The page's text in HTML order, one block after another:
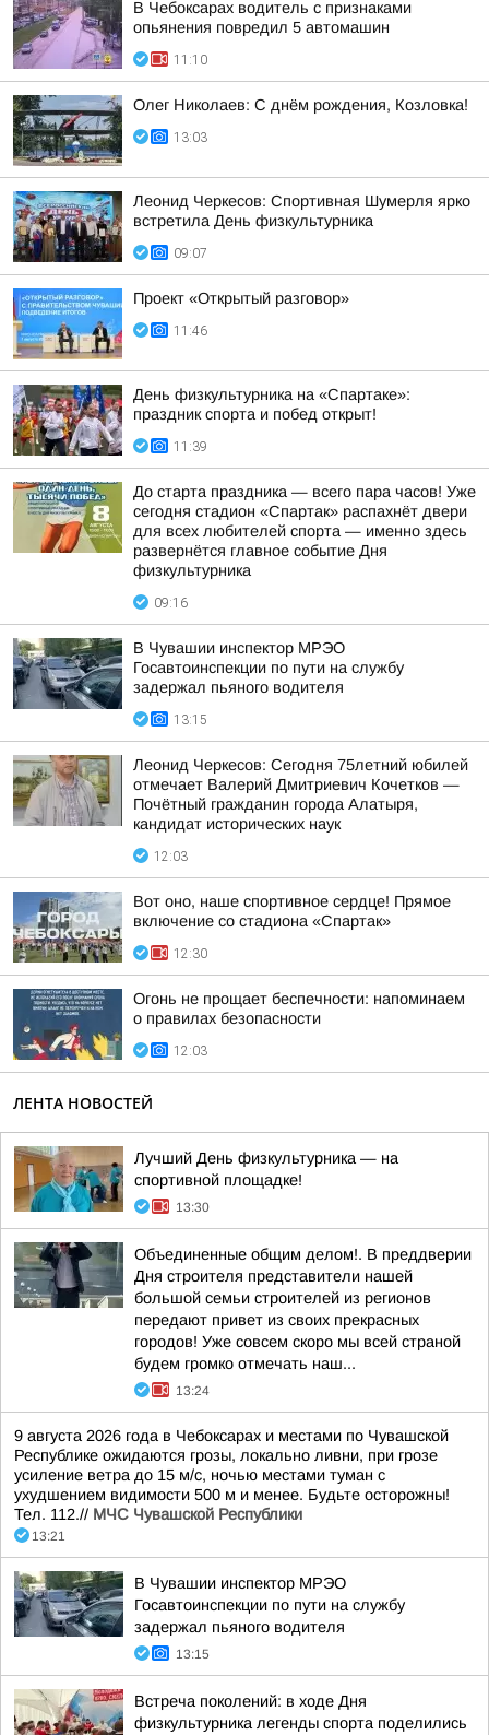
В Чебоксарах водитель с признаками
опьянения повредил 5 автомашин
11:10
Олег Николаев: С днём рождения, Козловка!
13:03
Леонид Черкесов: Спортивная Шумерля ярко
встретила День физкультурника
09:07
Проект «Открытый разговор»
11:46
День физкультурника на «Спартаке»:
праздник спорта и побед открыт!
11:39
До старта праздника — всего пара часов! Уже
сегодня стадион «Спартак» распахнёт двери
для всех любителей спорта — именно здесь
развернётся главное событие Дня
физкультурника
09:16
В Чувашии инспектор МРЭО
Госавтоинспекции по пути на службу
задержал пьяного водителя
13:15
Леонид Черкесов: Сегодня 75летний юбилей
отмечает Валерий Дмитриевич Кочетков —
Почётный гражданин города Алатыря,
кандидат исторических наук
12:03
Вот оно, наше спортивное сердце! Прямое
включение со стадиона «Спартак»
12:30
Огонь не прощает беспечности: напоминаем
о правилах безопасности
12:03
ЛЕНТА НОВОСТЕЙ
Лучший День физкультурника — на
спортивной площадке!
13:30
Объединенные общим делом!. В преддверии
Дня строителя представители нашей
большой семьи строителей из регионов
передают привет из своих прекрасных
городов! Уже совсем скоро мы всей страной
будем громко отмечать наш...
13:24
9 августа 2026 года в Чебоксарах и местами по Чувашской
Республике ожидаются грозы, локально ливни, при грозе
усиление ветра до 15 м/с, ночью местами туман с
ухудшением видимости 500 м и менее. Будьте осторожны!
Тел. 112.// МЧС Чувашской Республики
13:21
В Чувашии инспектор МРЭО
Госавтоинспекции по пути на службу
задержал пьяного водителя
13:15
Встреча поколений: в ходе Дня
физкультурника легенды спорта поделились